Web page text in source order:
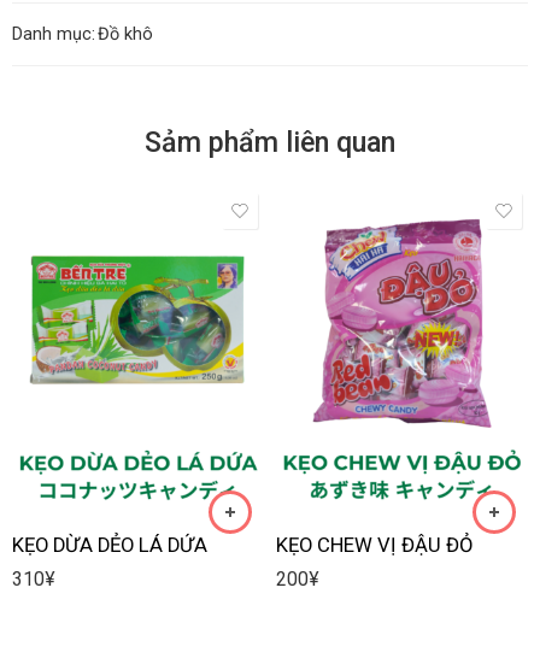
Danh mục:Đồ khô
Sảm phẩm liên quan
KẸO DỪA DẺO LÁ DỨA
310¥
KẸO CHEW VỊ ĐẬU ĐỎ
200¥